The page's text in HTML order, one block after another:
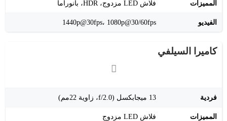
المميزات فلاش LED مزدوج، HDR، بانوراما
الفيديو 1440p@30fps، 1080p@30/60fps
كاميرا السيلفي
فردية 13 ميجابكسل (f/2.0، زاوية 22مم)
المميزات فلاش LED مزدوج